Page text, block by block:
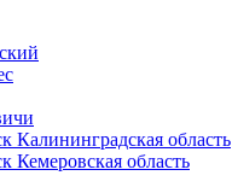
Калининградская область
Кемеровская область